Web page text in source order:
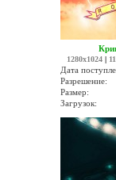
1280x1024 |
Дата
Разрешение:
Размер:
Загрузок: